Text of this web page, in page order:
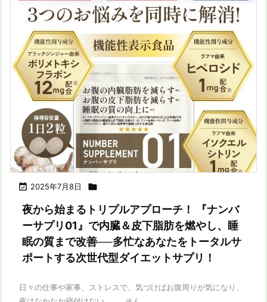
 2025年7月8日 
夜から始まるトリプルアプローチ！ 『ナンバ
ーサプリ01』で内臓＆皮下脂肪を燃やし、睡
眠の質まで改善──多忙なあなたをトータルサ
ポートする次世代型ダイエットサプリ！
日々の仕事や家事、ストレスで、気づけばお腹周りが気になり、